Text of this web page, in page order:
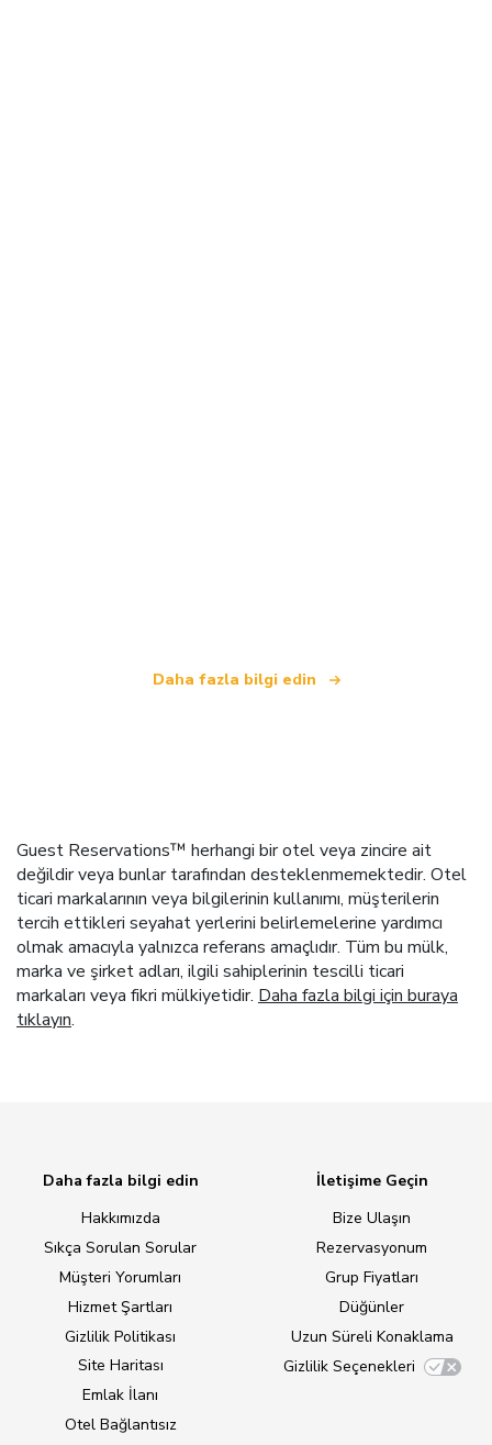
Daha fazla bilgi edin
Guest Reservations™ herhangi bir otel veya zincire ait
değildir veya bunlar tarafından desteklenmemektedir. Otel
ticari markalarının veya bilgilerinin kullanımı, müşterilerin
tercih ettikleri seyahat yerlerini belirlemelerine yardımcı
olmak amacıyla yalnızca referans amaçlıdır. Tüm bu mülk,
marka ve şirket adları, ilgili sahiplerinin tescilli ticari
markaları veya fikri mülkiyetidir. Daha fazla bilgi için buraya
tıklayın.
Daha fazla bilgi edin
Hakkımızda
Sıkça Sorulan Sorular
Müşteri Yorumları
Hizmet Şartları
Gizlilik Politikası
Site Haritası
Emlak İlanı
Otel Bağlantısız
İletişime Geçin
Bize Ulaşın
Rezervasyonum
Grup Fiyatları
Düğünler
Uzun Süreli Konaklama
Gizlilik Seçenekleri